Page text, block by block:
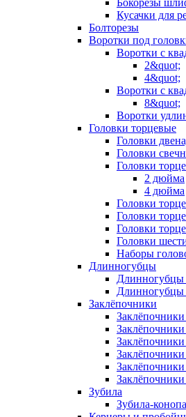
Бокорезы
Кусачки для
Болторезы
Воротки под
Воротки с
2&quot;
4&quot;
Воротки с
8&quot;
Воротки
Головки торцевые
Головки
Головки
Головки
2 дюйма
4 дюйма
Головки
Головки
Головки
Головки
Наборы
Длинногубцы
Длинногубцы
Заклёпочники
Зубила
Зубила-